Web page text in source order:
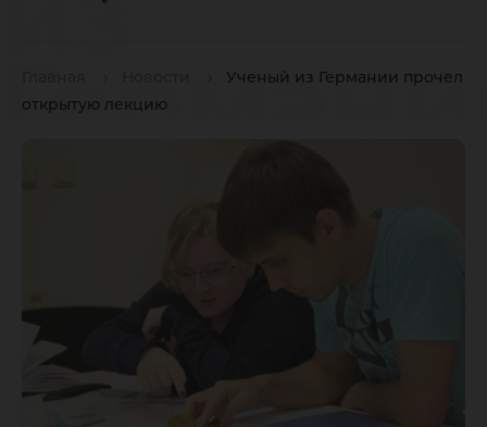
Ученый из Германии прочел
открытую лекцию
прочел
лекцию